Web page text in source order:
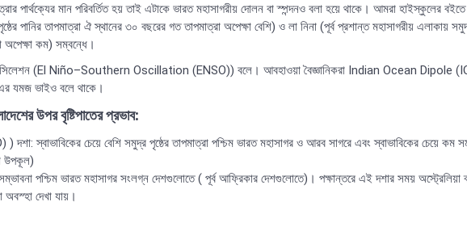
পার্থক্যের মান পরিবর্তিত হয় তাই এটাকে ভারত মহাসাগরীয় দোলন বা স্পন্দনও বলা হয়ে থাকে। আমরা হাইস্কুলের
পানির তাপমাত্রা ঐ স্থানের ৩০ বছরের গত তাপমাত্রা অপেক্ষা বেশি) ও লা নিনা (পূর্ব প্রশান্ত মহাসাগরীয় এলাকায়
অপেক্ষা কম) সম্বন্ধে।
ওসিলেশন (El Niño–Southern Oscillation (ENSO)) বলে। আবহাওয়া বৈজ্ঞানিকরা Indian Ocean Dipole
ভাইও বলে থাকে।
উপর বৃষ্টিপাতের প্রভাব:
চেয়ে বেশি সমুদ্র পৃষ্ঠের তাপমাত্রা পশ্চিম ভারত মহাসাগর ও আরব সাগরে এবং স্বাভাবিকের চেয়ে কম
উপকূল)
সম্ভাবনা পশ্চিম ভারত মহাসাগর সংলগ্ন দেশগুলোতে ( পূর্ব আফ্রিকার দেশগুলোতে)। পক্ষান্তরে এই দশার সময় অস্ট্রেলিয়া
দেখা যায়।